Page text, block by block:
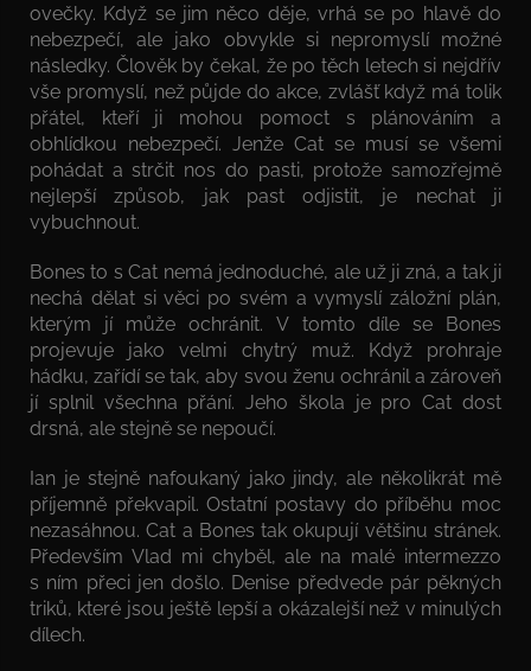
ovečky. Když se jim něco děje, vrhá se po hlavě do
nebezpečí, ale jako obvykle si nepromyslí možné
následky. Člověk by čekal, že po těch letech si nejdřív
vše promyslí, než půjde do akce, zvlášť když má tolik
přátel, kteří ji mohou pomoct s plánováním a
obhlídkou nebezpečí. Jenže Cat se musí se všemi
pohádat a strčit nos do pasti, protože samozřejmě
nejlepší způsob, jak past odjistit, je nechat ji
vybuchnout.
Bones to s Cat nemá jednoduché, ale už ji zná, a tak ji
nechá dělat si věci po svém a vymyslí záložní plán,
kterým jí může ochránit. V tomto díle se Bones
projevuje jako velmi chytrý muž. Když prohraje
hádku, zařídí se tak, aby svou ženu ochránil a zároveň
jí splnil všechna přání. Jeho škola je pro Cat dost
drsná, ale stejně se nepoučí.
Ian je stejně nafoukaný jako jindy, ale několikrát mě
příjemně překvapil. Ostatní postavy do příběhu moc
nezasáhnou. Cat a Bones tak okupují většinu stránek.
Především Vlad mi chyběl, ale na malé intermezzo
s ním přeci jen došlo. Denise předvede pár pěkných
triků, které jsou ještě lepší a okázalejší než v minulých
dílech.